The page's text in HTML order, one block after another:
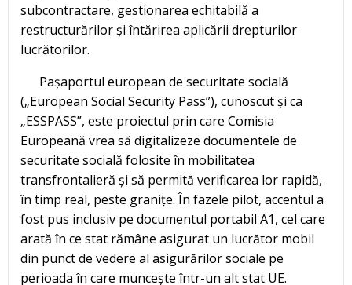
subcontractare, gestionarea echitabilă a
restructurărilor și întărirea aplicării drepturilor
lucrătorilor.
Pașaportul european de securitate socială
(„European Social Security Pass”), cunoscut și ca
„ESSPASS”, este proiectul prin care Comisia
Europeană vrea să digitalizeze documentele de
securitate socială folosite în mobilitatea
transfrontalieră și să permită verificarea lor rapidă,
în timp real, peste granițe. În fazele pilot, accentul a
fost pus inclusiv pe documentul portabil A1, cel care
arată în ce stat rămâne asigurat un lucrător mobil
din punct de vedere al asigurărilor sociale pe
perioada în care muncește într-un alt stat UE.